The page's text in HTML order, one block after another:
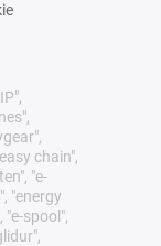
chain",
"e-
"energy
"e-spool",